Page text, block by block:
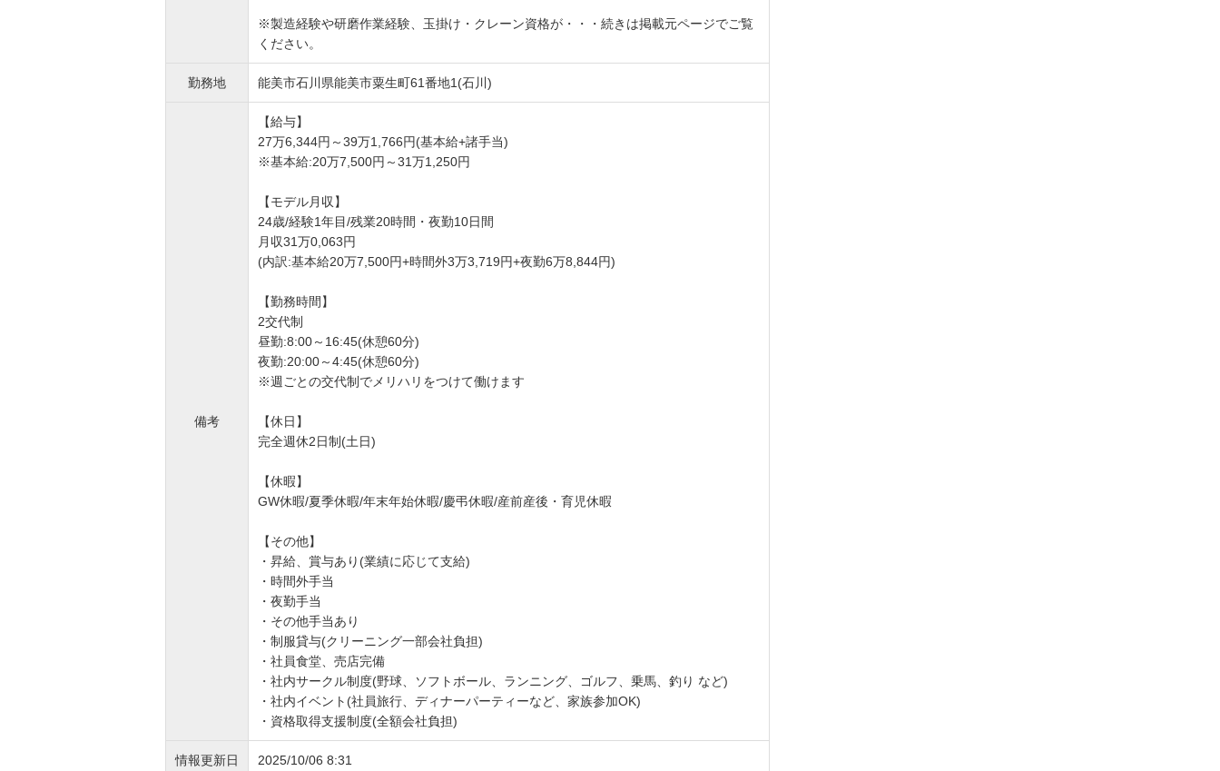
※製造経験や研磨作業経験、玉掛け・クレーン資格が・・・続きは掲載元ページでご覧
ください。
勤務地 能美市石川県能美市粟生町61番地1(石川)
備考
【給与】
27万6,344円～39万1,766円(基本給+諸手当)
※基本給:20万7,500円～31万1,250円
【モデル月収】
24歳/経験1年目/残業20時間・夜勤10日間
月収31万0,063円
(内訳:基本給20万7,500円+時間外3万3,719円+夜勤6万8,844円)
【勤務時間】
2交代制
昼勤:8:00～16:45(休憩60分)
夜勤:20:00～4:45(休憩60分)
※週ごとの交代制でメリハリをつけて働けます
【休日】
完全週休2日制(土日)
【休暇】
GW休暇/夏季休暇/年末年始休暇/慶弔休暇/産前産後・育児休暇
【その他】
・昇給、賞与あり(業績に応じて支給)
・時間外手当
・夜勤手当
・その他手当あり
・制服貸与(クリーニング一部会社負担)
・社員食堂、売店完備
・社内サークル制度(野球、ソフトボール、ランニング、ゴルフ、乗馬、釣り など)
・社内イベント(社員旅行、ディナーパーティーなど、家族参加OK)
・資格取得支援制度(全額会社負担)
情報更新日 2025/10/06 8:31